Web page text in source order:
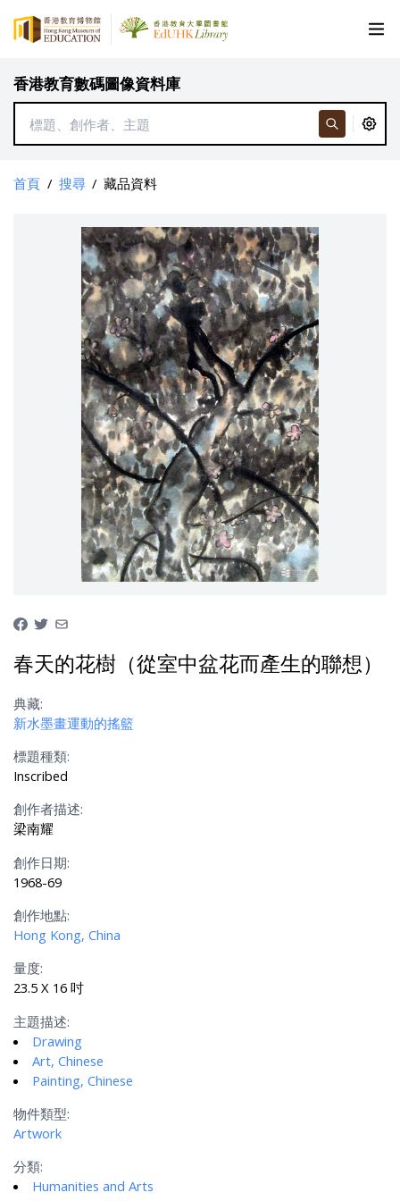
香港教育數碼圖像資料庫
首頁 / 搜尋 / 藏品資料
春天的花樹（從室中盆花而產生的聯想）
典藏:
新水墨畫運動的搖籃
標題種類:
Inscribed
創作者描述:
梁南耀
創作日期:
1968-69
創作地點:
Hong Kong, China
量度:
23.5 X 16 吋
主題描述:
Drawing
Art, Chinese
Painting, Chinese
物件類型:
Artwork
分類:
Humanities and Arts